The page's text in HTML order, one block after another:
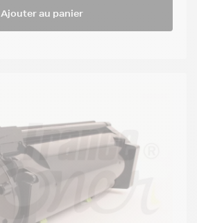
Ajouter au panier